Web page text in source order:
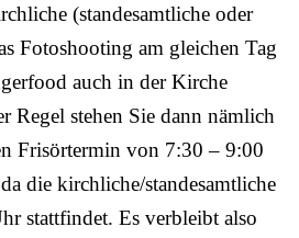
(standesamtliche oder
Fotoshooting am gleichen Tag
auch in der Kirche
Regel stehen Sie dann nämlich
Frisörtermin von 7:30 – 9:00
die kirchliche/standesamtliche
stattfindet. Es verbleibt also